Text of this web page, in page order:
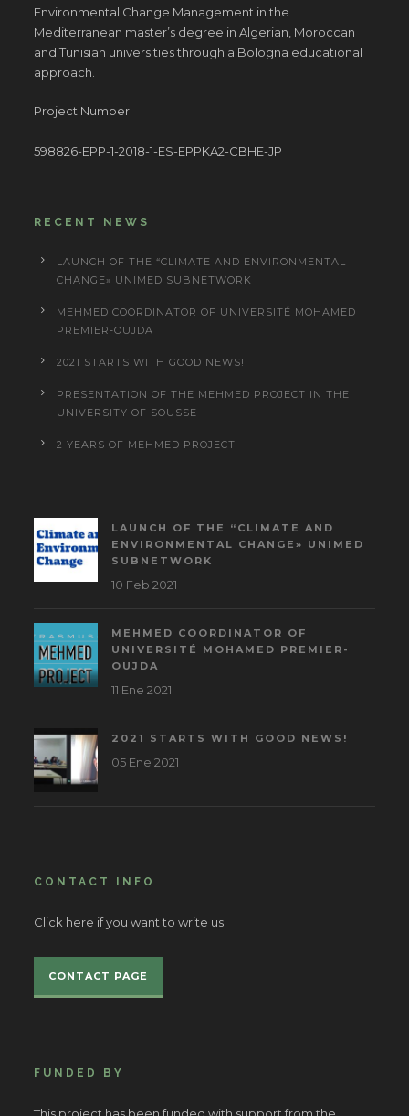
Environmental Change Management in the
Mediterranean master’s degree in Algerian, Moroccan
and Tunisian universities through a Bologna educational
approach.
Project Number:
598826-EPP-1-2018-1-ES-EPPKA2-CBHE-JP
RECENT NEWS
LAUNCH OF THE “CLIMATE AND ENVIRONMENTAL
CHANGE» UNIMED SUBNETWORK
MEHMED COORDINATOR OF UNIVERSITÉ MOHAMED
PREMIER-OUJDA
2021 STARTS WITH GOOD NEWS!
PRESENTATION OF THE MEHMED PROJECT IN THE
UNIVERSITY OF SOUSSE
2 YEARS OF MEHMED PROJECT
LAUNCH OF THE “CLIMATE AND
ENVIRONMENTAL CHANGE» UNIMED
SUBNETWORK
10 Feb 2021
MEHMED COORDINATOR OF
UNIVERSITÉ MOHAMED PREMIER-
OUJDA
11 Ene 2021
2021 STARTS WITH GOOD NEWS!
05 Ene 2021
CONTACT INFO
Click here if you want to write us.
CONTACT PAGE
FUNDED BY
This project has been funded with support from the